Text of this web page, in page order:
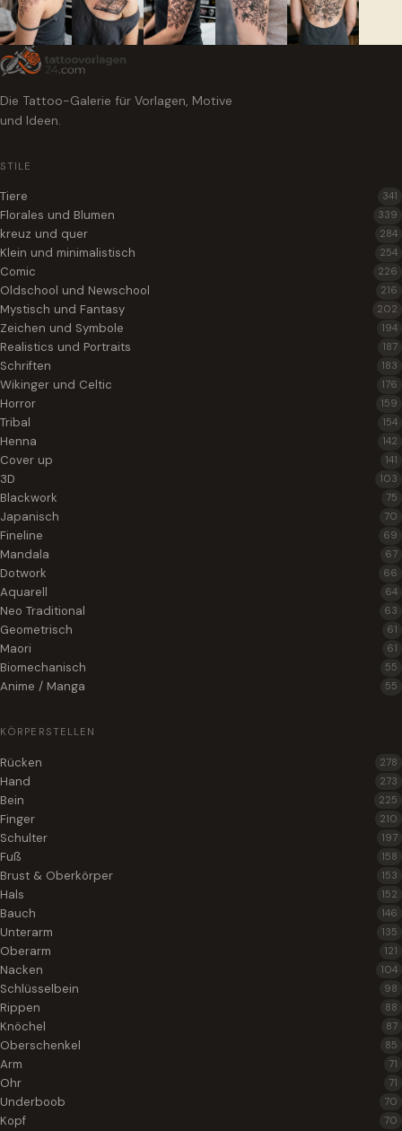
Die Tattoo-Galerie für Vorlagen, Motive
und Ideen.
STILE
Tiere 341
Florales und Blumen 339
kreuz und quer 284
Klein und minimalistisch 254
Comic 226
Oldschool und Newschool 216
Mystisch und Fantasy 202
Zeichen und Symbole 194
Realistics und Portraits 187
Schriften 183
Wikinger und Celtic 176
Horror 159
Tribal 154
Henna 142
Cover up 141
3D 103
Blackwork 75
Japanisch 70
Fineline 69
Mandala 67
Dotwork 66
Aquarell 64
Neo Traditional 63
Geometrisch 61
Maori 61
Biomechanisch 55
Anime / Manga 55
KÖRPERSTELLEN
Rücken 278
Hand 273
Bein 225
Finger 210
Schulter 197
Fuß 158
Brust & Oberkörper 153
Hals 152
Bauch 146
Unterarm 135
Oberarm 121
Nacken 104
Schlüsselbein 98
Rippen 88
Knöchel 87
Oberschenkel 85
Arm 71
Ohr 71
Underboob 70
Kopf 70